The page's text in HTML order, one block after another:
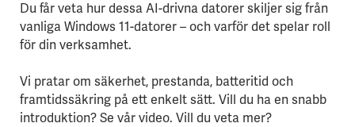
Du får veta hur dessa AI-drivna datorer skiljer sig från
vanliga Windows 11-datorer – och varför det spelar roll
för din verksamhet.
Vi pratar om säkerhet, prestanda, batteritid och
framtidssäkring på ett enkelt sätt. Vill du ha en snabb
introduktion? Se vår video. Vill du veta mer?